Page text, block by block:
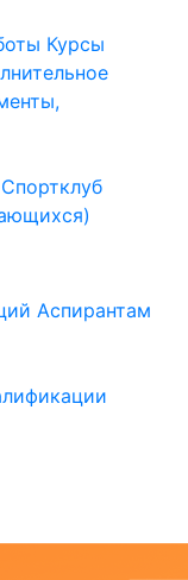
Курсы
Спортклуб
Аспирантам